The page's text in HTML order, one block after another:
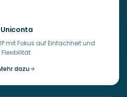
Uniconta
mit Fokus auf Einfachheit und
Flexibilität.
dazu